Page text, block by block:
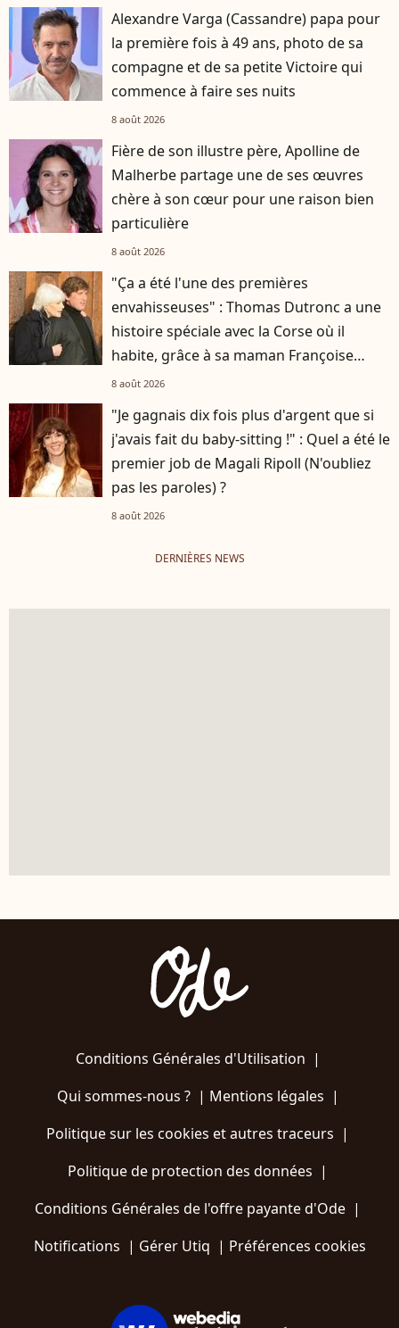
Alexandre Varga (Cassandre) papa pour
la première fois à 49 ans, photo de sa
compagne et de sa petite Victoire qui
commence à faire ses nuits
8 août 2026
Fière de son illustre père, Apolline de
Malherbe partage une de ses œuvres
chère à son cœur pour une raison bien
particulière
8 août 2026
"Ça a été l'une des premières
envahisseuses" : Thomas Dutronc a une
histoire spéciale avec la Corse où il
habite, grâce à sa maman Françoise
Hardy
8 août 2026
"Je gagnais dix fois plus d'argent que si
j'avais fait du baby-sitting !" : Quel a été le
premier job de Magali Ripoll (N'oubliez
pas les paroles) ?
8 août 2026
DERNIÈRES NEWS
Conditions Générales d'Utilisation |
Qui sommes-nous ?| Mentions légales |
Politique sur les cookies et autres traceurs |
Politique de protection des données |
Conditions Générales de l'offre payante d'Ode |
Notifications | Gérer Utiq | Préférences cookies